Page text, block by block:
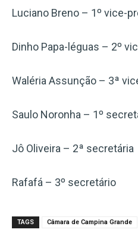
Luciano Breno – 1º vice-
Dinho Papa-léguas – 2º
Waléria Assunção – 3ª
Saulo Noronha – 1º
Jô Oliveira – 2ª secretária
Rafafá – 3º secretário
TAGS Câmara de Campina Grande